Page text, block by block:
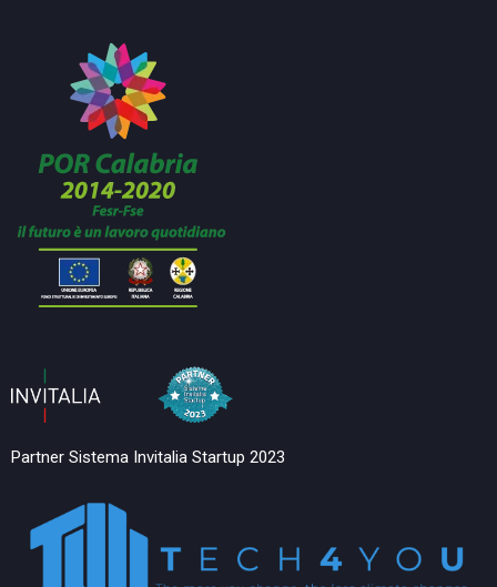
Partner Sistema Invitalia Startup 2023